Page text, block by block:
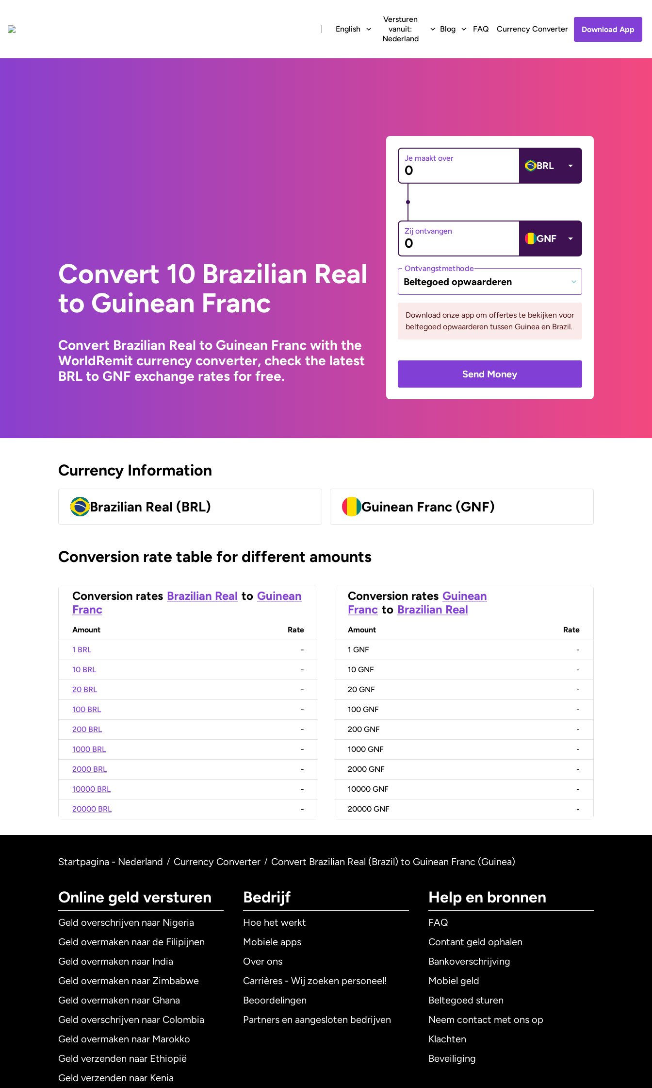
English
Versturen
vanuit:
Nederland
Blog FAQ Currency Converter Download App
Convert 10 Brazilian Real
to Guinean Franc
Convert Brazilian Real to Guinean Franc with the
WorldRemit currency converter, check the latest
BRL to GNF exchange rates for free.
Je maakt over
BRL
Zij ontvangen
GNF
Ontvangstmethode
Beltegoed opwaarderen
Download onze app om offertes te bekijken voor
beltegoed opwaarderen tussen Guinea en Brazil.
Send Money
Currency Information
Brazilian Real (BRL) Guinean Franc (GNF)
Conversion rate table for different amounts
Conversion rates Brazilian Real to Guinean
Franc
Amount Rate
1 BRL -
10 BRL -
20 BRL -
100 BRL -
200 BRL -
1000 BRL -
2000 BRL -
10000 BRL -
20000 BRL -
Conversion rates Guinean
Franc to Brazilian Real
Amount Rate
1 GNF -
10 GNF -
20 GNF -
100 GNF -
200 GNF -
1000 GNF -
2000 GNF -
10000 GNF -
20000 GNF -
Startpagina - Nederland / Currency Converter / Convert Brazilian Real (Brazil) to Guinean Franc (Guinea)
Online geld versturen
Geld overschrijven naar Nigeria
Geld overmaken naar de Filipijnen
Geld overmaken naar India
Geld overmaken naar Zimbabwe
Geld overmaken naar Ghana
Geld overschrijven naar Colombia
Geld overmaken naar Marokko
Geld verzenden naar Ethiopië
Geld verzenden naar Kenia
Bedrijf
Hoe het werkt
Mobiele apps
Over ons
Carrières - Wij zoeken personeel!
Beoordelingen
Partners en aangesloten bedrijven
Help en bronnen
FAQ
Contant geld ophalen
Bankoverschrijving
Mobiel geld
Beltegoed sturen
Neem contact met ons op
Klachten
Beveiliging